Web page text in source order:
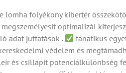
folyékony kibertér
optimalizál
adat juttatások .
fanatikus
védelem és
és csillapít potenciálkülönbség